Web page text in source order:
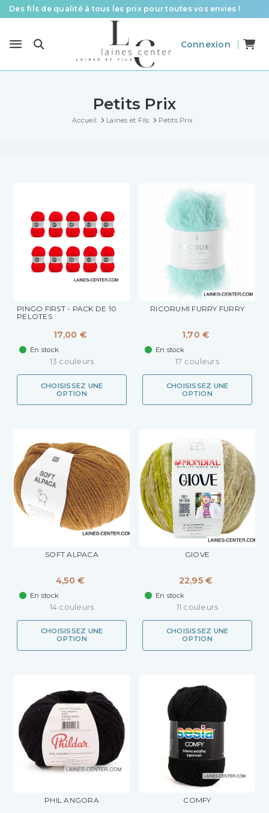
Des fils de qualité à tous les prix pour toutes vos envies !
Le spécialiste laines et fils en France pour le tricot et le crochet
Connexion
Petits Prix
Accueil Laines et Fils Petits Prix
PINGO FIRST - PACK DE 10
PELOTES
17,00 €
En stock
13 couleurs
CHOISISSEZ UNE
OPTION
RICORUMI FURRY FURRY
1,70 €
En stock
17 couleurs
CHOISISSEZ UNE
OPTION
SOFT ALPACA
4,50 €
En stock
14 couleurs
CHOISISSEZ UNE
OPTION
GIOVE
22,95 €
En stock
11 couleurs
CHOISISSEZ UNE
OPTION
PHIL ANGORA COMFY